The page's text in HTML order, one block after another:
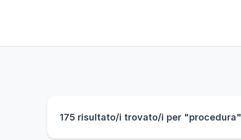
175 risultato/i trovato/i per "procedura"